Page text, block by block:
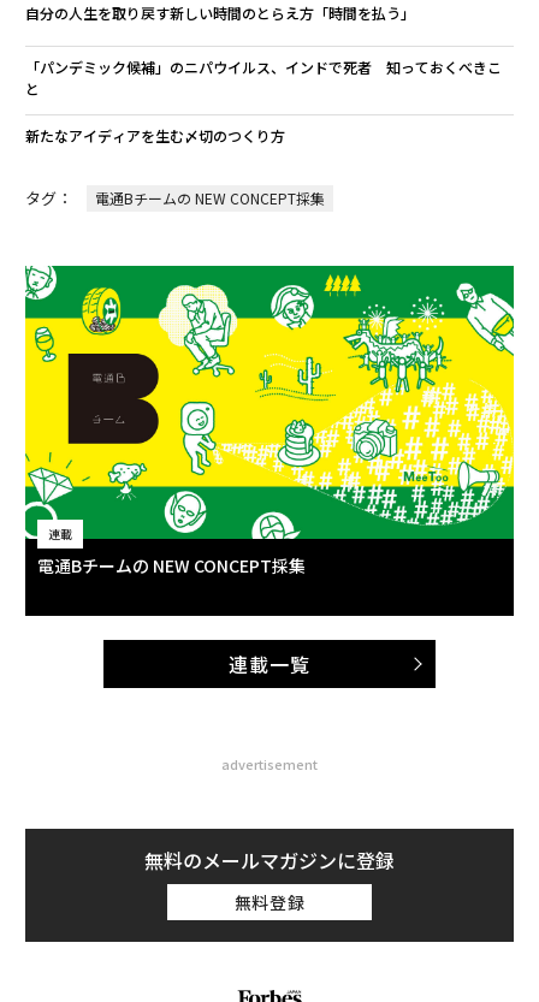
自分の人生を取り戻す新しい時間のとらえ方「時間を払う」
「パンデミック候補」のニパウイルス、インドで死者 知っておくべきこ
と
新たなアイディアを生む〆切のつくり方
タグ： 電通Bチームの NEW CONCEPT採集
連載
電通Bチームの NEW CONCEPT採集
連載一覧
advertisement
無料のメールマガジンに登録
無料登録